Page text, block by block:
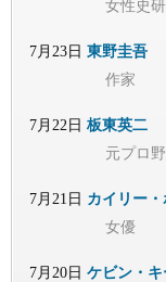
女性史
7月23日 東野圭吾
作家
7月22日 板東英二
元プロ
7月21日 カイリー
女優
7月20日 ケビン・